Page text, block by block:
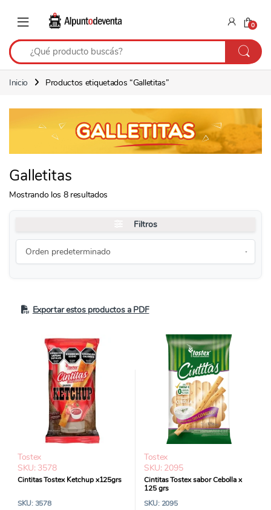
0
Inicio Productos etiquetados “Galletitas”
Galletitas
Mostrando los 8 resultados
Filtros
Exportar estos productos a PDF
Tostex
SKU: 3578
Cintitas Tostex Ketchup x125grs
SKU: 3578
Tostex
SKU: 2095
Cintitas Tostex sabor Cebolla x
125 grs
SKU: 2095